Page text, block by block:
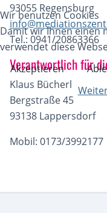
93055 Regensburg
Tel.: 0941/20863366
Verantwortlich für
Klaus Bücherl
Bergstraße 45
93138 Lappersdorf
Mobil: 0173/3992177
Wir benutzen Cookies
Damit wir Ihnen einen
verwendet diese
Akzeptieren